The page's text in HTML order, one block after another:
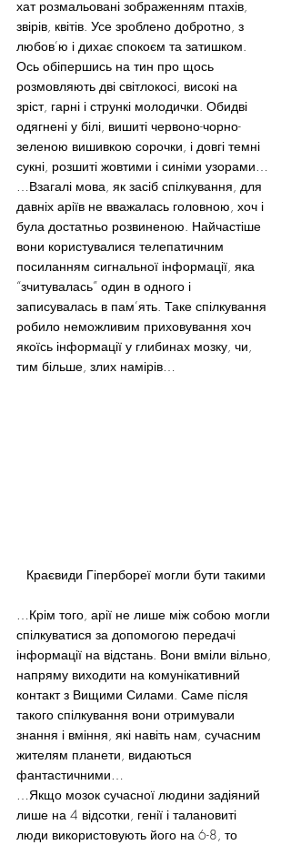
хат розмальовані зображенням птахів,
звірів, квітів. Усе зроблено добротно, з
любов’ю і дихає спокоєм та затишком.
Ось обіпершись на тин про щось
розмовляють дві світлокосі, високі на
зріст, гарні і стрункі молодички. Обидві
одягнені у білі, вишиті червоно-чорно-
зеленою вишивкою сорочки, і довгі темні
сукні, розшиті жовтими і синіми узорами…
…Взагалі мова, як засіб спілкування, для
давніх аріїв не вважалась головною, хоч і
була достатньо розвиненою. Найчастіше
вони користувалися телепатичним
посиланням сигнальної інформації, яка
“зчитувалась” один в одного і
записувалась в пам’ять. Таке спілкування
робило неможливим приховування хоч
якоїсь інформації у глибинах мозку, чи,
тим більше, злих намірів…
Краєвиди Гіпербореї могли бути такими
…Крім того, арії не лише між собою могли
спілкуватися за допомогою передачі
інформації на відстань. Вони вміли вільно,
напряму виходити на комунікативний
контакт з Вищими Силами. Саме після
такого спілкування вони отримували
знання і вміння, які навіть нам, сучасним
жителям планети, видаються
фантастичними…
…Якщо мозок сучасної людини задіяний
лише на 4 відсотки, генії і талановиті
люди використовують його на 6-8, то